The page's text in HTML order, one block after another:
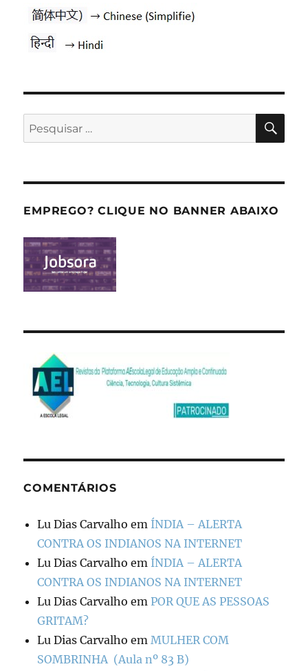
Pesquisar
por:
EMPREGO? CLIQUE NO BANNER ABAIXO
COMENTÁRIOS
Lu Dias Carvalho em ÍNDIA – ALERTA
CONTRA OS INDIANOS NA INTERNET
Lu Dias Carvalho em ÍNDIA – ALERTA
CONTRA OS INDIANOS NA INTERNET
Lu Dias Carvalho emPOR QUE AS PESSOAS
GRITAM?
Lu Dias Carvalho emMULHER COM
SOMBRINHA (Aula nº 83 B)